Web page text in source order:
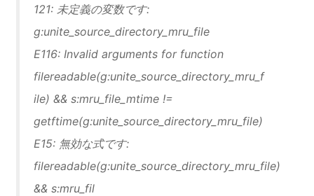
121: 未定義の変数です:
g:unite_source_directory_mru_file
E116: Invalid arguments for function
filereadable(g:unite_source_directory_mru_f
ile) && s:mru_file_mtime !=
getftime(g:unite_source_directory_mru_file)
E15: 無効な式です:
filereadable(g:unite_source_directory_mru_file)
&& s:mru_fil